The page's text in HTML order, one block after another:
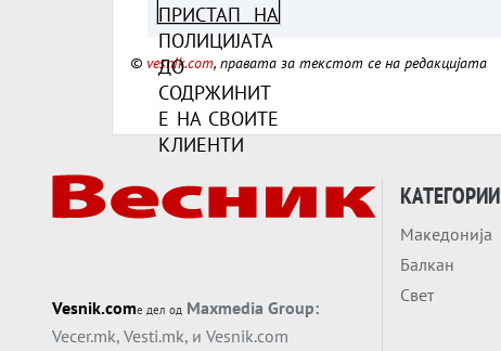
© vesnik.com, правата за текстот се на редакцијата
Vesnik.comе дел од Maxmedia Group:
Vecer.mk, Vesti.mk, и Vesnik.com
КАТЕГОРИИ
Македонија
Балкан
Свет